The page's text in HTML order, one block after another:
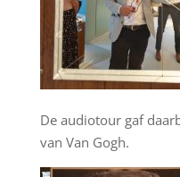
De audiotour gaf
van Van Gogh.